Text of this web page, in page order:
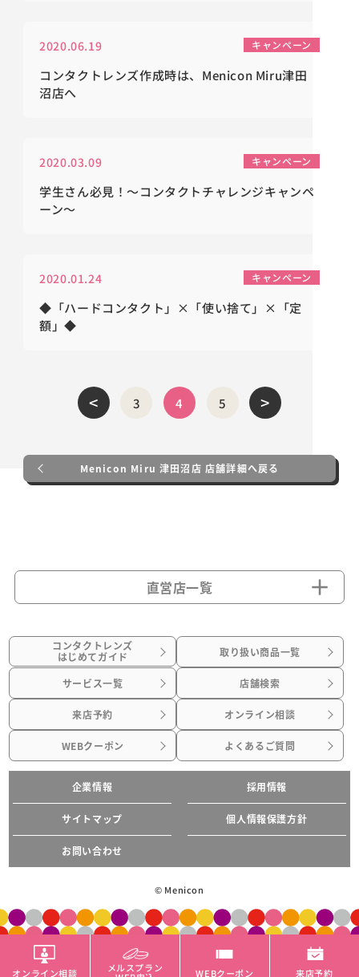
2020.06.19 キャンペーン
コンタクトレンズ作成時は、Menicon Miru津田
沼店へ
2020.03.09 キャンペーン
学生さん必見！～コンタクトチャレンジキャンペ
ーン～
2020.01.24 キャンペーン
◆「ハードコンタクト」×「使い捨て」×「定
額」◆
< 3 4 5 >
Menicon Miru 津田沼店 店舗詳細へ戻る
直営店一覧
コンタクトレンズ
はじめてガイド 取り扱い商品一覧
サービス一覧 店舗検索
来店予約 オンライン相談
WEBクーポン よくあるご質問
企業情報 採用情報
サイトマップ 個人情報保護方針
お問い合わせ
© Menicon
オンライン相談 メルスプラン WEBクーポン 来店予約